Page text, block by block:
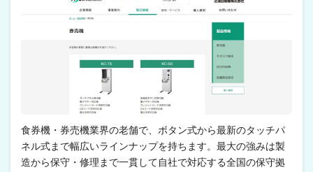
食券機・券売機業界の老舗で、ボタン式から最新のタッチパ
ネル式まで幅広いラインナップを持ちます。最大の強みは製
造から保守・修理まで一貫して自社で対応する全国の保守拠